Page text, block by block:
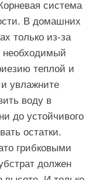
система
В домашних
только из-за
необходимый
теплой и
увлажните
воду в
до устойчивого
остатки.
грибковыми
должен